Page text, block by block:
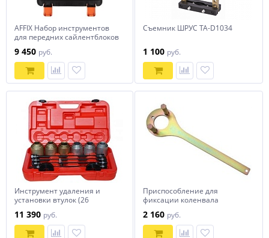
AFFIX Набор инструментов
для передних сайлентблоков
кейс, 7 предметов
9 450 руб.
Съемник ШРУС TA-D1034
1 100 руб.
Инструмент удаления и
установки втулок (26
11 390 руб.
Приспособление для
фиксации коленвала
2 160 руб.